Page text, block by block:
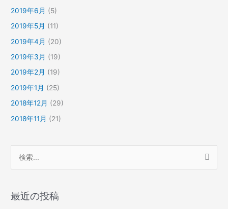
2019年6月 (5)
2019年5月 (11)
2019年4月 (20)
2019年3月 (19)
2019年2月 (19)
2019年1月 (25)
2018年12月 (29)
2018年11月 (21)
象
最近の投稿